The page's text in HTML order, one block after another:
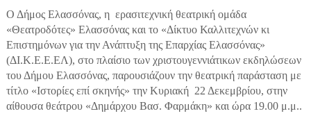
Ο Δήμος Ελασσόνας, η ερασιτεχνική θεατρική ομάδα
«Θεατροδότες» Ελασσόνας και το «Δίκτυο Καλλιτεχνών κι
Επιστημόνων για την Ανάπτυξη της Επαρχίας Ελασσόνας»
(ΔΙ.Κ.Ε.Ε.ΕΛ), στο πλαίσιο των χριστουγεννιάτικων εκδηλώσεων
του Δήμου Ελασσόνας, παρουσιάζουν την θεατρική παράσταση με
τίτλο «Ιστορίες επί σκηνής» την Κυριακή 22 Δεκεμβρίου, στην
αίθουσα θεάτρου «Δημάρχου Βασ. Φαρμάκη» και ώρα 19.00 μ.μ..